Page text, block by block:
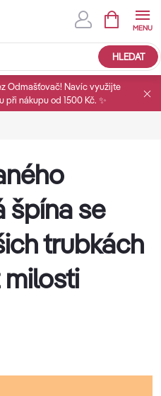
HLEDAT
Odmašťovač! Navíc využijte
nákupu od 1500 Kč. ✨
špína se
trubkách
milosti